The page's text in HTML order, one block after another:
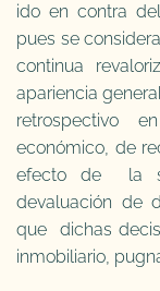
ido en contra
pues se
continua
apariencia
retrospectivo
económico, de
efecto de la
devaluación de
que dichas
inmobiliario,